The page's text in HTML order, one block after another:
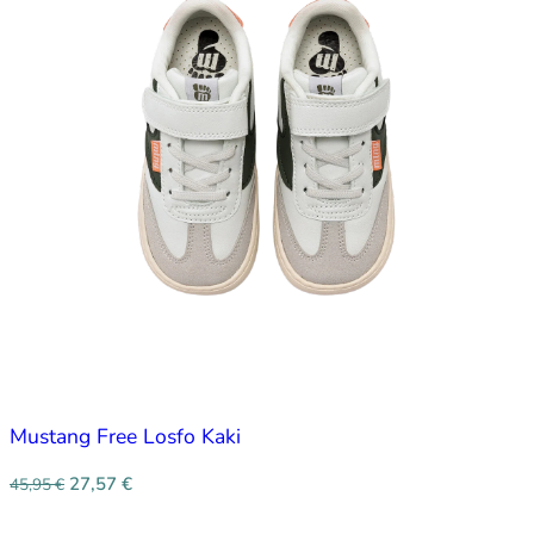
Mustang Free Losfo Kaki
45,95€ 27,57 €